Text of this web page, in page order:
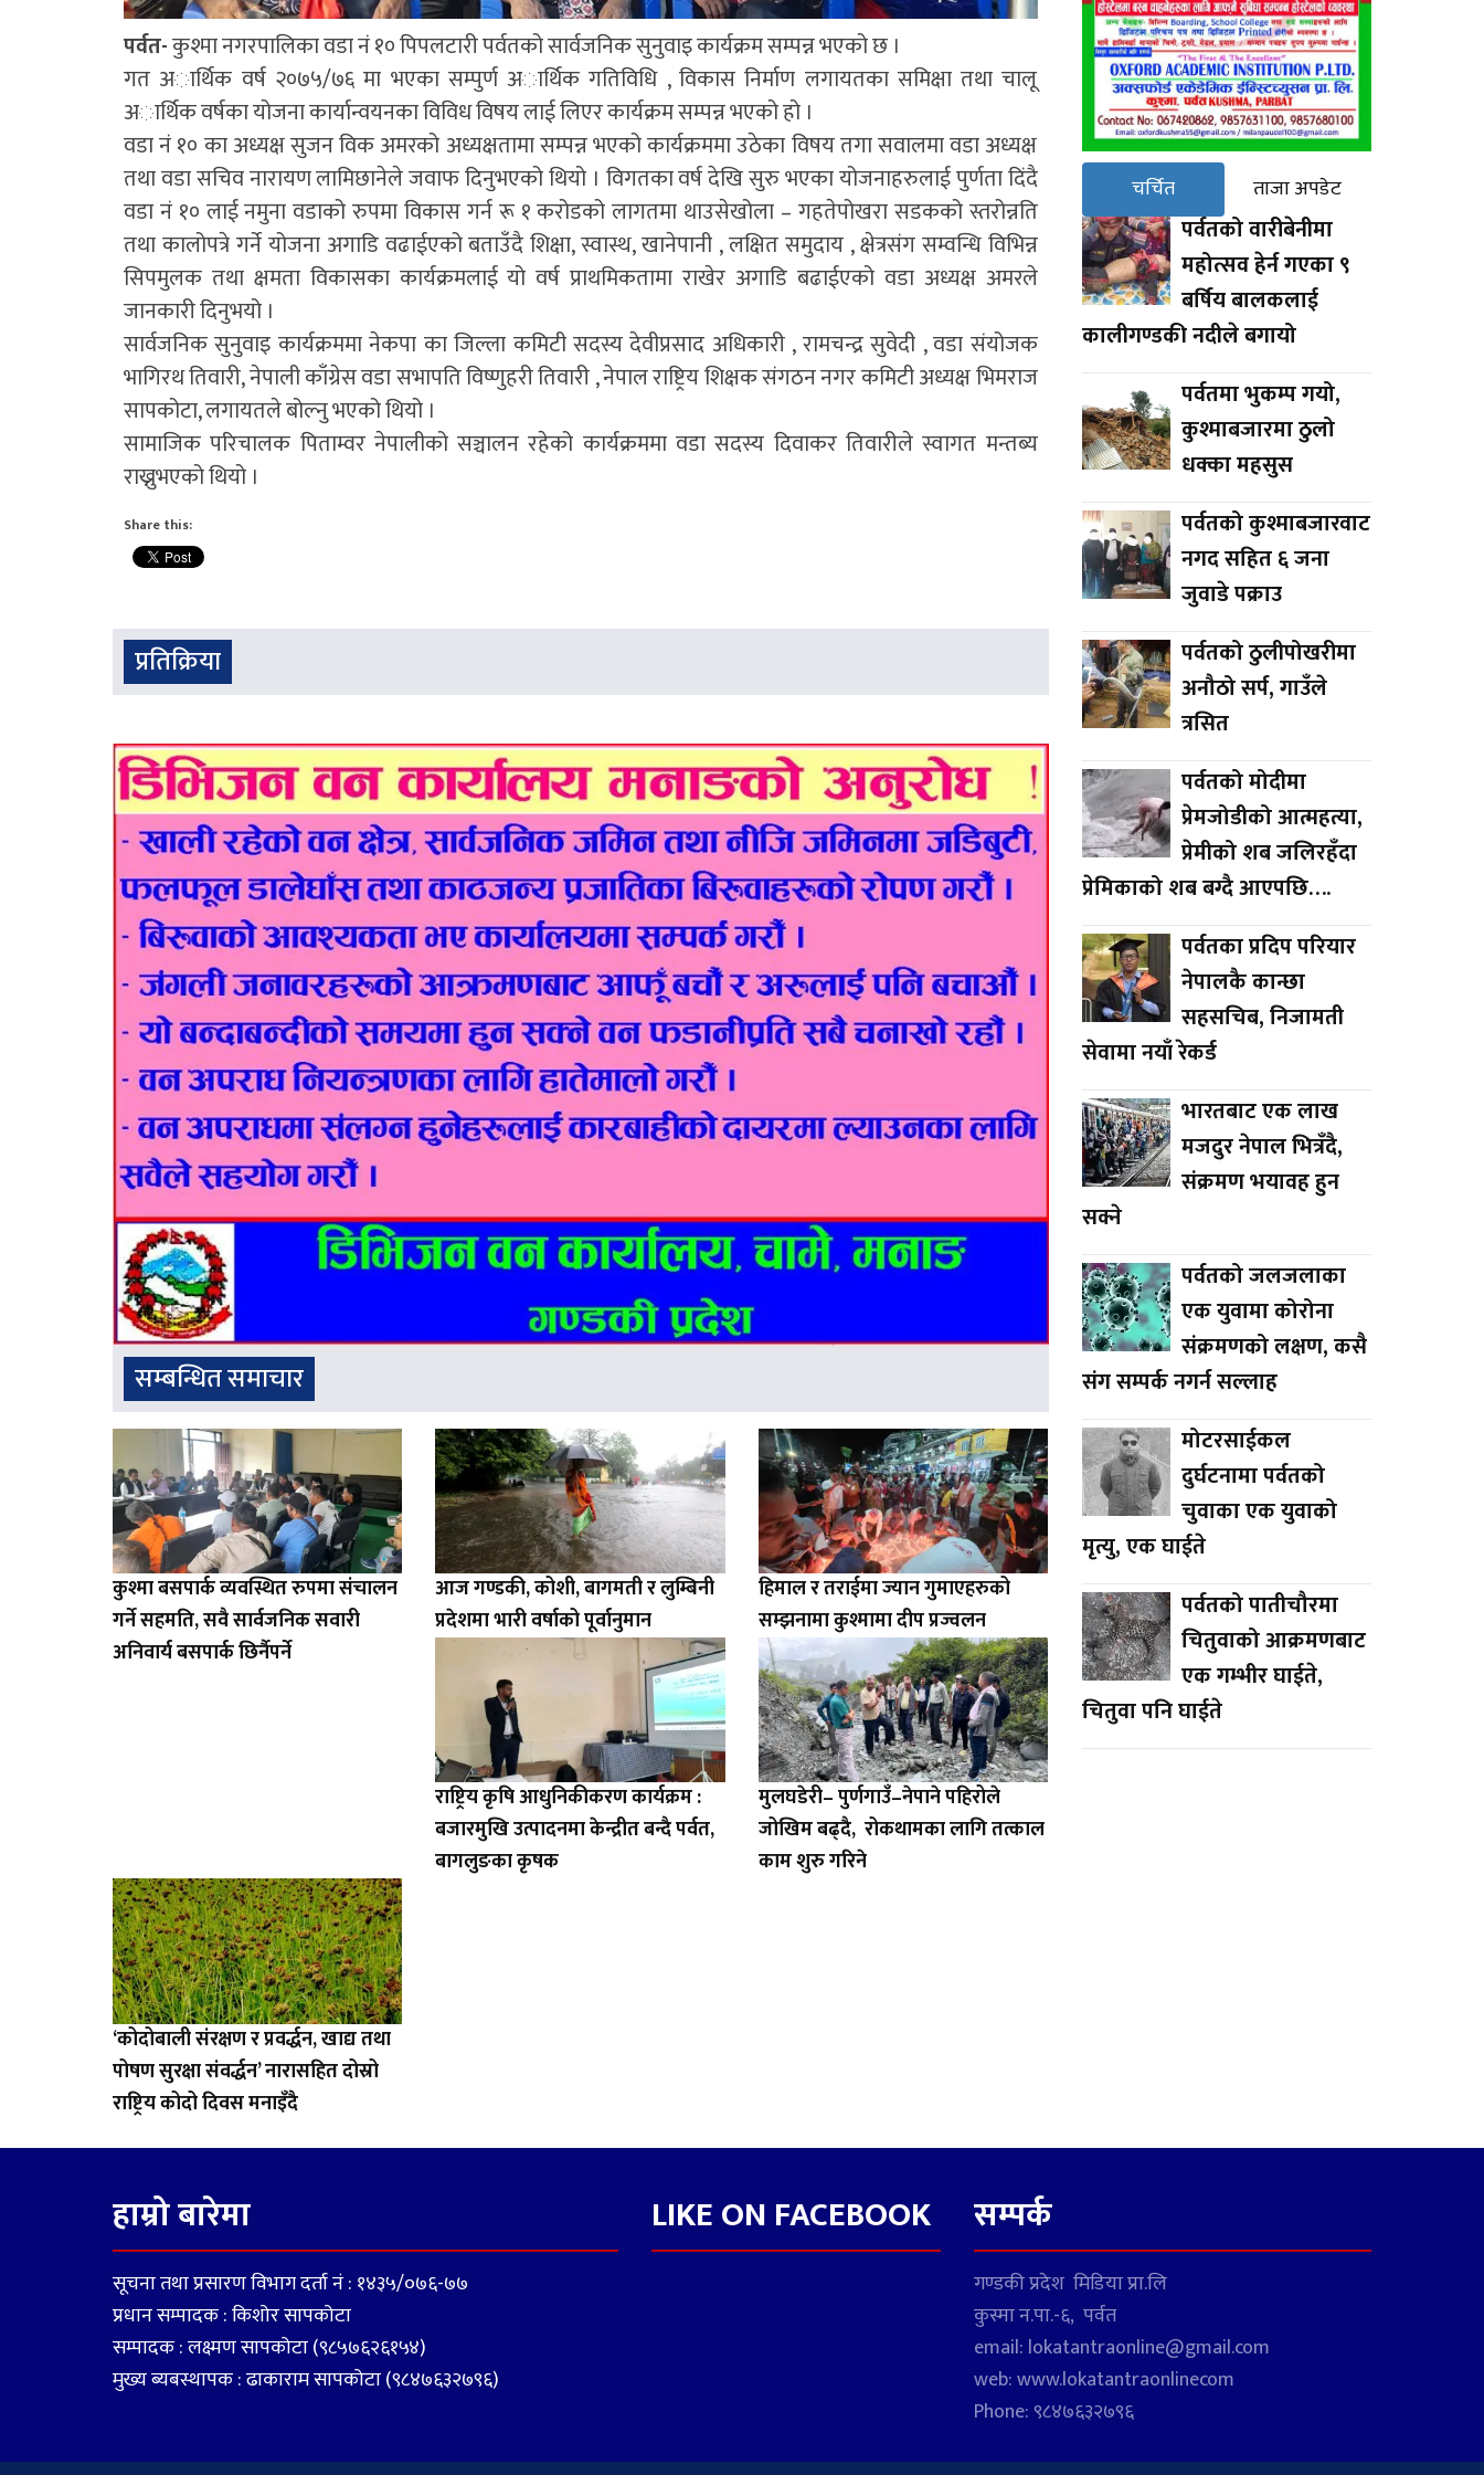
पर्वत-कुश्मा नगरपालिका वडा नं १० पिपलटारी पर्वतको सार्वजनिक सुनुवाइ कार्यक्रम सम्पन्न भएको छ ।
गत अार्थिक वर्ष २०७५/७६ मा भएका सम्पुर्ण अार्थिक गतिविधि , विकास निर्माण लगायतका समिक्षा तथा चालू
अार्थिक वर्षका योजना कार्यान्वयनका विविध विषय लाई लिएर कार्यक्रम सम्पन्न भएको हो ।
वडा नं १० का अध्यक्ष सुजन विक अमरको अध्यक्षतामा सम्पन्न भएको कार्यक्रममा उठेका विषय तगा सवालमा वडा अध्यक्ष
तथा वडा सचिव नारायण लामिछानेले जवाफ दिनुभएको थियो । विगतका वर्ष देखि सुरु भएका योजनाहरुलाई पुर्णता दिंदै
वडा नं १० लाई नमुना वडाको रुपमा विकास गर्न रू १ करोडको लागतमा थाउसेखोला – गहतेपोखरा सडकको स्तरोन्नति
तथा कालोपत्रे गर्ने योजना अगाडि वढाईएको बताउँदै शिक्षा, स्वास्थ, खानेपानी , लक्षित समुदाय , क्षेत्रसंग सम्वन्धि विभिन्न
सिपमुलक तथा क्षमता विकासका कार्यक्रमलाई यो वर्ष प्राथमिकतामा राखेर अगाडि बढाईएको वडा अध्यक्ष अमरले
जानकारी दिनुभयो ।
सार्वजनिक सुनुवाइ कार्यक्रममा नेकपा का जिल्ला कमिटी सदस्य देवीप्रसाद अधिकारी , रामचन्द्र सुवेदी , वडा संयोजक
भागिरथ तिवारी, नेपाली काँग्रेस वडा सभापति विष्णुहरी तिवारी , नेपाल राष्ट्रिय शिक्षक संगठन नगर कमिटी अध्यक्ष भिमराज
सापकोटा, लगायतले बोल्नु भएको थियो ।
सामाजिक परिचालक पिताम्वर नेपालीको सञ्चालन रहेको कार्यक्रममा वडा सदस्य दिवाकर तिवारीले स्वागत मन्तब्य
राख्नुभएको थियो ।
Share this:
प्रतिक्रिया
सम्बन्धित समाचार
कुश्मा बसपार्क व्यवस्थित रुपमा संचालन
गर्ने सहमति, सवै सार्वजनिक सवारी
अनिवार्य बसपार्क छिर्नैपर्ने
आज गण्डकी, कोशी, बागमती र लुम्बिनी
प्रदेशमा भारी वर्षाको पूर्वानुमान
हिमाल र तराईमा ज्यान गुमाएहरुको
सम्झनामा कुश्मामा दीप प्रज्वलन
राष्ट्रिय कृषि आधुनिकीकरण कार्यक्रम :
बजारमुखि उत्पादनमा केन्द्रीत बन्दै पर्वत,
बागलुङका कृषक
मुलघडेरी– पुर्णगाउँ–नेपाने पहिरोले
जोखिम बढ्दै, रोकथामका लागि तत्काल
काम शुरु गरिने
‘कोदोबाली संरक्षण र प्रवर्द्धन, खाद्य तथा
पोषण सुरक्षा संवर्द्धन’ नारासहित दोस्रो
राष्ट्रिय कोदो दिवस मनाइँदै
चर्चित ताजा अपडेट
पर्वतको वारीबेनीमा
महोत्सव हेर्न गएका ९
बर्षिय बालकलाई
कालीगण्डकी नदीले बगायो
पर्वतमा भुकम्प गयो,
कुश्माबजारमा ठुलो
धक्का महसुस
पर्वतको कुश्माबजारवाट
नगद सहित ६ जना
जुवाडे पक्राउ
पर्वतको ठुलीपोखरीमा
अनौठो सर्प, गाउँले
त्रसित
पर्वतको मोदीमा
प्रेमजोडीको आत्महत्या,
प्रेमीको शब जलिरहँदा
प्रेमिकाको शब बग्दै आएपछि….
पर्वतका प्रदिप परियार
नेपालकै कान्छा
सहसचिब, निजामती
सेवामा नयाँ रेकर्ड
भारतबाट एक लाख
मजदुर नेपाल भित्रँदै,
संक्रमण भयावह हुन
सक्ने
पर्वतको जलजलाका
एक युवामा कोरोना
संक्रमणको लक्षण, कसै
संग सम्पर्क नगर्न सल्लाह
मोटरसाईकल
दुर्घटनामा पर्वतको
चुवाका एक युवाको
मृत्यु, एक घाईते
पर्वतको पातीचौरमा
चितुवाको आक्रमणबाट
एक गम्भीर घाईते,
चितुवा पनि घाईते
हाम्रो बारेमा
सूचना तथा प्रसारण विभाग दर्ता नं : १४३५/०७६-७७
प्रधान सम्पादक : किशोर सापकोटा
सम्पादक : लक्ष्मण सापकोटा (९८५७६२६१५४)
मुख्य ब्यबस्थापक : ढाकाराम सापकोटा (९८४७६३२७९६)
LIKE ON FACEBOOK सम्पर्क
गण्डकी प्रदेश मिडिया प्रा.लि
कुस्मा न.पा.-६, पर्वत
email: lokatantraonline@gmail.com
web: www.lokatantraonlinecom
Phone: ९८४७६३२७९६